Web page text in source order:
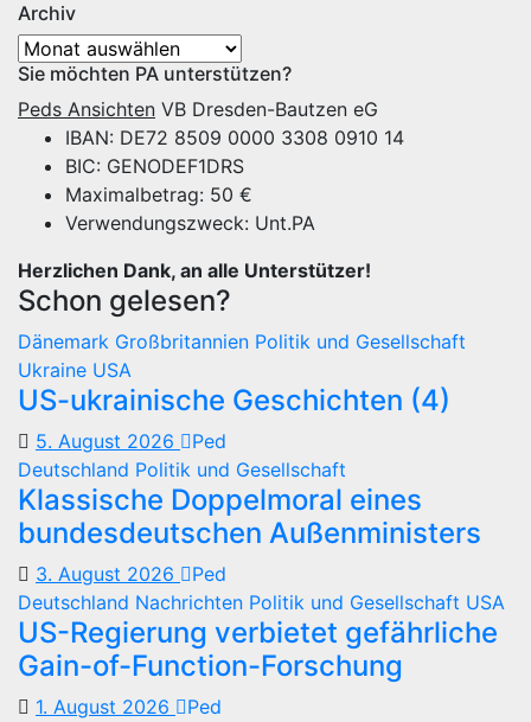
Archiv
Archiv
Sie möchten PA unterstützen?
Peds Ansichten VB Dresden-Bautzen eG
IBAN: DE72 8509 0000 3308 0910 14
BIC: GENODEF1DRS
Maximalbetrag: 50 €
Verwendungszweck: Unt.PA
Herzlichen Dank, an alle Unterstützer!
Schon gelesen?
Dänemark Großbritannien Politik und Gesellschaft
Ukraine USA
US-ukrainische Geschichten (4)
5. August 2026
Ped
Deutschland Politik und Gesellschaft
Klassische Doppelmoral eines
bundesdeutschen Außenministers
3. August 2026
Ped
Deutschland Nachrichten Politik und Gesellschaft USA
US-Regierung verbietet gefährliche
Gain-of-Function-Forschung
1. August 2026
Ped